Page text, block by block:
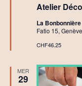
Atelier
avant
La
Fatio 15,
CHF46.25
MER
29